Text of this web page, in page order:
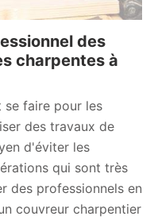
des
charpentes à
se faire pour les
des travaux de
d'éviter les
qui sont très
des professionnels en
couvreur charpentier